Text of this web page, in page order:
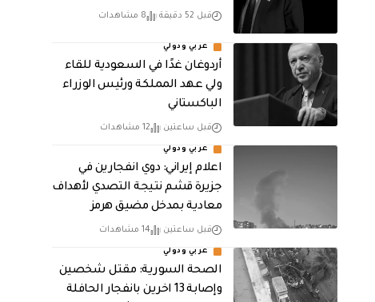
قبل 52 دقيقة 8 مشاهدات
عربي ودولي
أردوغان غدًا في السعودية للقاء
ولي عهد المملكة ورئيس الوزراء
الباكستاني
قبل ساعتين 12 مشاهدات
عربي ودولي
اعلام إيراني: دوي انفجارين في
جزيرة قشم نتيجة التصدي لأهداف
معادية بمدخل مضيق هرمز
قبل ساعتين 14 مشاهدات
عربي ودولي
الصحة السورية: مقتل شخصين
وإصابة 13 اخرين بانفجار الحافلة